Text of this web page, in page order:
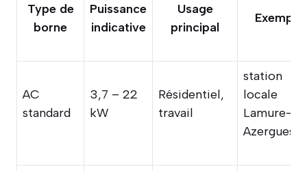
Type de
borne
Puissance
indicative
Usage
principal
Exemple
AC
standard
3,7 – 22
kW
Résidentiel,
travail
station
locale
Lamure-
Azergues